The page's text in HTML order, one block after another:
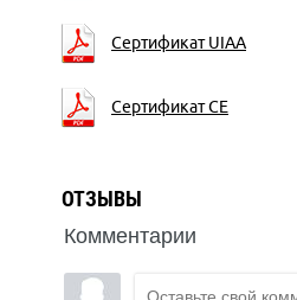
Сертификат UIAA
Сертификат CE
ОТЗЫВЫ
Комментарии